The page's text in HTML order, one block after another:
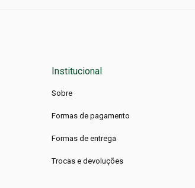
Institucional
Sobre
Formas de pagamento
Formas de entrega
Trocas e devoluções